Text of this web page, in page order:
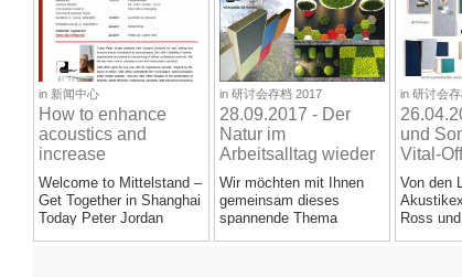
/a>
in 新闻中心
How to enhance
acoustics and
increase
performance - Get
Together in
Shanghai
Welcome to Mittelstand –
Get Together in Shanghai
Today Peter Jordan
/a>
in 研讨会存档 2017
28.09.2017 - Der
Natur im
Arbeitsalltag wieder
ein Stück näher
kommen - Vital-
Office Akustik
Wir möchten mit Ihnen
gemeinsam dieses
spannende Thema
/a>
in 研讨会
und
Vital-
Von den
Ross